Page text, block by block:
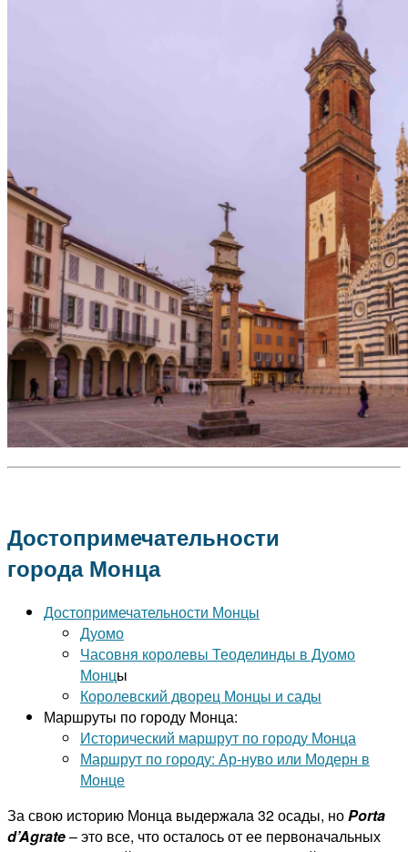
Достопримечательности
города Монца
Достопримечательности Монцы
Дуомо
Часовня королевы Теоделинды в Дуомо
Монцы
Королевский дворец Монцы и сады
Маршруты по городу Монца:
Исторический маршрут по городу Монца
Маршрут по городу: Ар-нуво или Модерн в
Монце
За свою историю Монца выдержала 32 осады, ноPorta
d’Agrate– это все, что осталось от ее первоначальных